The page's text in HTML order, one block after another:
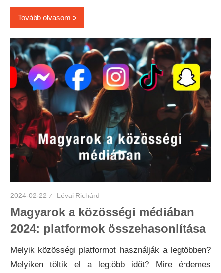
Tovább olvasom
2024-02-22 Lévai Richárd
Magyarok a közösségi médiában
2024: platformok összehasonlítása
Melyik közösségi platformot használják a legtöbben?
Melyiken töltik el a legtöbb időt? Mire érdemes